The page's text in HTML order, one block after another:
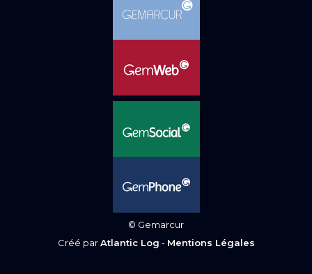
© Gemarcur
Créé parAtlantic Log - Mentions Légales